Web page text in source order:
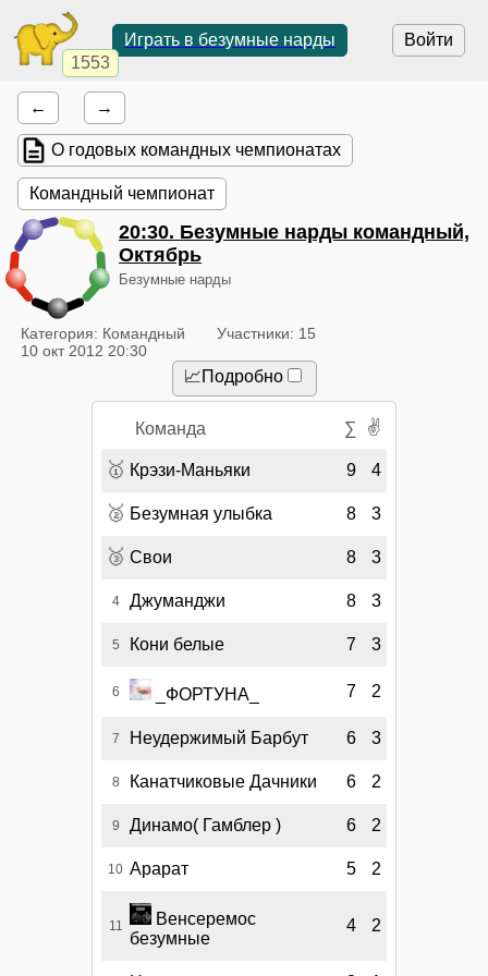
1553
Войти
Играть в безумные нарды
← →
О годовых командных чемпионатах
Командный чемпионат
20:30. Безумные нарды командный,
Октябрь
Безумные нарды
Категория: Командный
Участники: 15
10 окт 2012 20:30
📈Подробно
Команда ∑ ✌
🥇 Крэзи-Маньяки 9 4
🥈 Безумная улыбка 8 3
🥉 Свои 8 3
4 Джуманджи 8 3
5 Кони белые 7 3
6 _ФОРТУНА_ 7 2
7 Неудержимый Барбут 6 3
8 Канатчиковые Дачники 6 2
9 Динамо( Гамблер ) 6 2
10 Арарат 5 2
11
Венсеремос
безумные
4 2